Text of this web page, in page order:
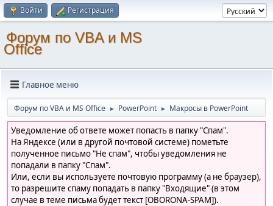
Войти Регистрация
Форум по VBA и MS
Office
Главное меню
Форум по VBA и MS Office ► PowerPoint ► Макросы в PowerPoint
Уведомление об ответе может попасть в папку "Спам".
На Яндексе (или в другой почтовой системе) пометьте
полученное письмо "Не спам", чтобы уведомления не
попадали в папку "Спам".
Или, если вы используете почтовую программу (а не браузер),
то разрешите спаму попадать в папку "Входящие" (в этом
случае в теме письма будет текст [OBORONA-SPAM]).